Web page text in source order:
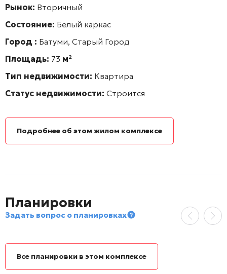
Рынок: Вторичный
Состояние: Белый каркас
Город : Батуми, Старый Город
Площадь: 73 м²
Тип недвижимости: Квартира
Статус недвижимости: Строится
Подробнее об этом жилом комплексе
Планировки
Задать вопрос о планировках
Все планировки в этом комплексе